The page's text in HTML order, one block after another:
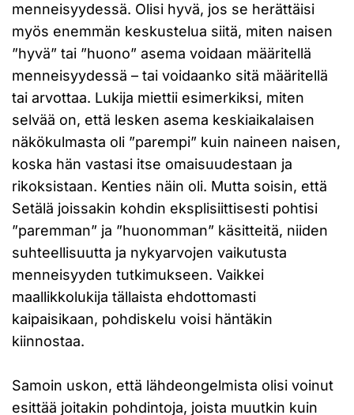
menneisyydessä. Olisi hyvä, jos se herättäisi
myös enemmän keskustelua siitä, miten naisen
”hyvä” tai ”huono” asema voidaan määritellä
menneisyydessä – tai voidaanko sitä määritellä
tai arvottaa. Lukija miettii esimerkiksi, miten
selvää on, että lesken asema keskiaikalaisen
näkökulmasta oli ”parempi” kuin naineen naisen,
koska hän vastasi itse omaisuudestaan ja
rikoksistaan. Kenties näin oli. Mutta soisin, että
Setälä joissakin kohdin eksplisiittisesti pohtisi
”paremman” ja ”huonomman” käsitteitä, niiden
suhteellisuutta ja nykyarvojen vaikutusta
menneisyyden tutkimukseen. Vaikkei
maallikkolukija tällaista ehdottomasti
kaipaisikaan, pohdiskelu voisi häntäkin
kiinnostaa.
Samoin uskon, että lähdeongelmista olisi voinut
esittää joitakin pohdintoja, joista muutkin kuin